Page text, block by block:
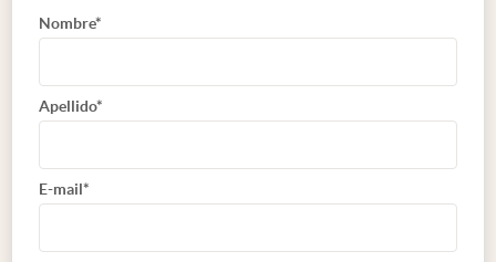
Nombre*
Apellido*
E-mail*